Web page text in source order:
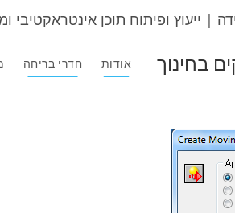
| ייעוץ ופיתוח תוכן אינטראקטיבי
אודות חדרי בריחה